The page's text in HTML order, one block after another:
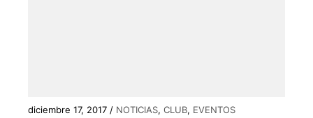
diciembre 17, 2017 / NOTICIAS,CLUB, EVENTOS